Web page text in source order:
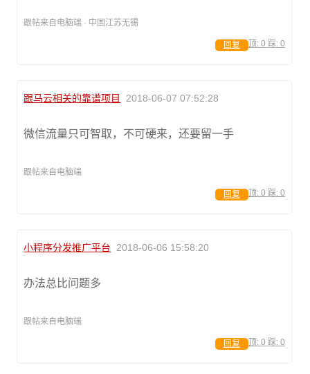
跟帖来自电脑端 · 中国江苏无锡
顶: 0 踩: 0
回复
跟马云相关的靠谱项目 2018-06-07 07:52:28
微信流量只可智取，不可硬来，还要留一手
跟帖来自电脑端
顶: 0 踩: 0
回复
小程序分发推广平台 2018-06-06 15:58:20
办法总比问题多
跟帖来自电脑端
顶: 0 踩: 0
回复